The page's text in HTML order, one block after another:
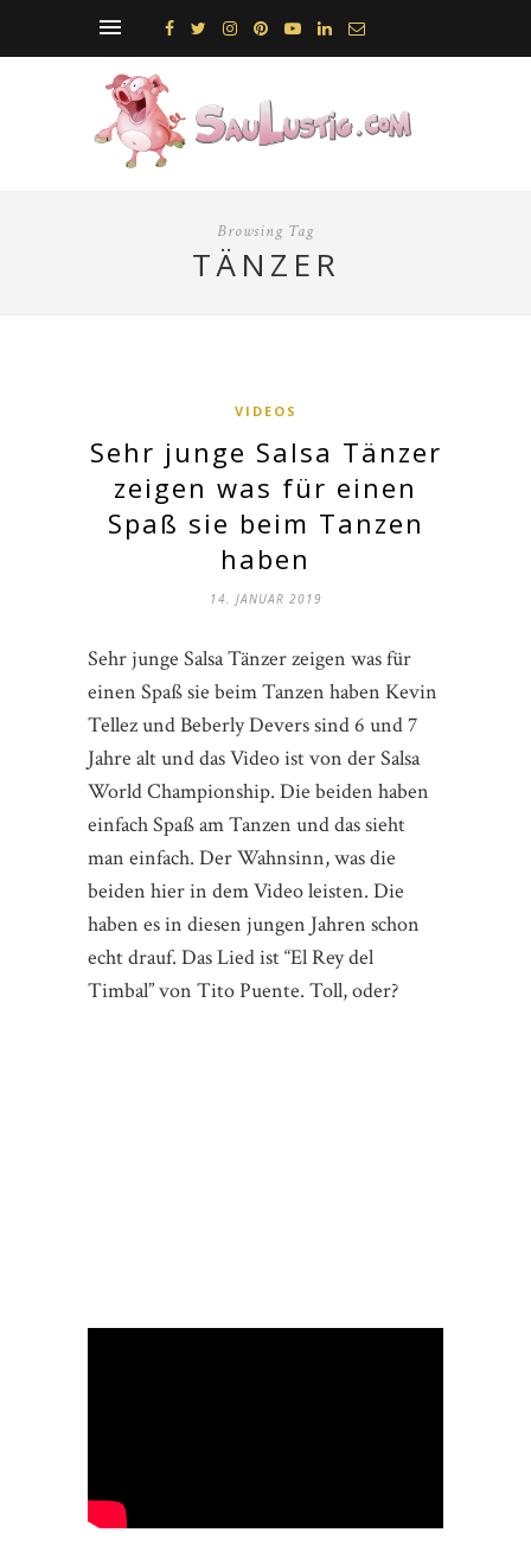
Browsing Tag
TÄNZER
VIDEOS
Sehr junge Salsa Tänzer
zeigen was für einen
Spaß sie beim Tanzen
haben
14. JANUAR 2019
Sehr junge Salsa Tänzer zeigen was für
einen Spaß sie beim Tanzen haben Kevin
Tellez und Beberly Devers sind 6 und 7
Jahre alt und das Video ist von der Salsa
World Championship. Die beiden haben
einfach Spaß am Tanzen und das sieht
man einfach. Der Wahnsinn, was die
beiden hier in dem Video leisten. Die
haben es in diesen jungen Jahren schon
echt drauf. Das Lied ist “El Rey del
Timbal” von Tito Puente. Toll, oder?